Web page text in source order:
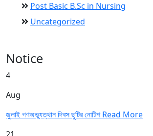
Post Basic B.Sc in Nursing
Uncategorized
Notice
4
Aug
জুলাই গণঅভ্যুত্থান দিবস ছুটির নোটিশRead More